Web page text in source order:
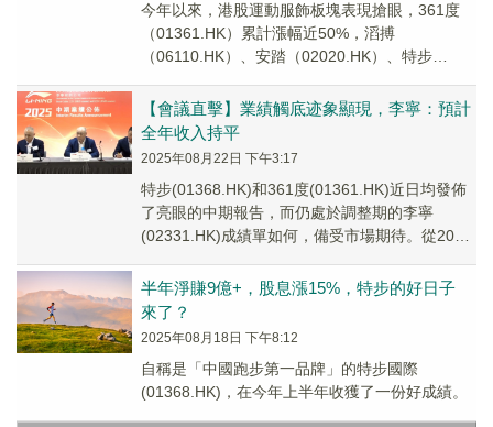
今年以來，港股運動服飾板塊表現搶眼，361度
（01361.HK）累計漲幅近50%，滔搏
（06110.HK）、安踏（02020.HK）、特步
【會議直擊】業績觸底迹象顯現，李寧：預計
全年收入持平
2025年08月22日 下午3:17
特步(01368.HK)和361度(01361.HK)近日均發佈
了亮眼的中期報告，而仍處於調整期的李寧
(02331.HK)成績單如何，備受市場期待。從2025
半年淨賺9億+，股息漲15%，特步的好日子
來了？
2025年08月18日 下午8:12
自稱是「中國跑步第一品牌」的特步國際
(01368.HK)，在今年上半年收獲了一份好成績。